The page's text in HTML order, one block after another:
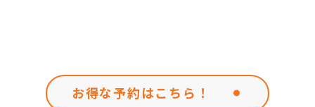
お得な予約はこちら！